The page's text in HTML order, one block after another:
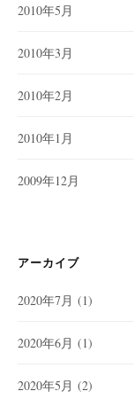
2010年5月
2010年3月
2010年2月
2010年1月
2009年12月
アーカイブ
2020年7月 (1)
2020年6月 (1)
2020年5月 (2)